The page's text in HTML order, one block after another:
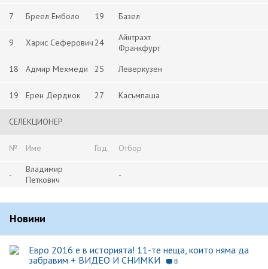
7 Бреел Емболо 19 Базел
9 Харис Сеферович24
Айнтрахт
Франкфурт
18
Адмир Мехмеди 25 Леверкузен
19 Ерен Дердиок 27 Касъмпаша
СЕЛЕКЦИОНЕР
№ Име Год. Отбор
-
Владимир
Петкович
-
Новини
Евро 2016 е в историята! 11-те неща, които няма да
забравим + ВИДЕО И СНИМКИ
8